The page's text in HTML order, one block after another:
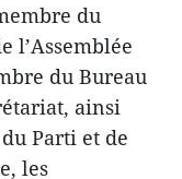
du
l’Assemblée
du Bureau
ainsi
Parti et de
les